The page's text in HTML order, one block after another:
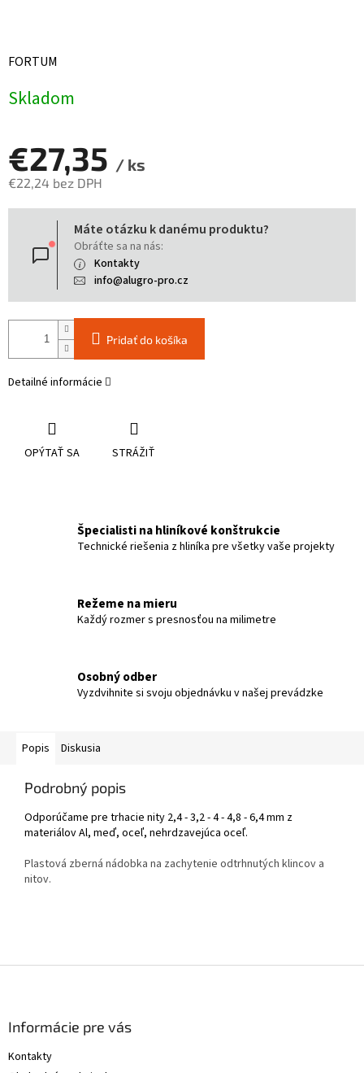
FORTUM
Skladom
€27,35 / ks
€22,24 bez DPH
Jednotková
Máte otázku k danému produktu?
Obráťte sa na nás:
Kontakty
info@alugro-pro.cz
Pridať do košíka
Detailné informácie
OPÝTAŤ SA STRÁŽIŤ
Špecialisti na hliníkové konštrukcie
Technické riešenia z hliníka pre všetky vaše projekty
Režeme na mieru
Každý rozmer s presnosťou na milimetre
Osobný odber
Vyzdvihnite si svoju objednávku v našej prevádzke
Popis Diskusia
Podrobný popis
Odporúčame pre trhacie nity 2,4 - 3,2 - 4 - 4,8 - 6,4 mm z
materiálov Al, meď, oceľ, nehrdzavejúca oceľ.
Plastová zberná nádobka na zachytenie odtrhnutých klincov a
nitov.
Informácie pre vás
Kontakty